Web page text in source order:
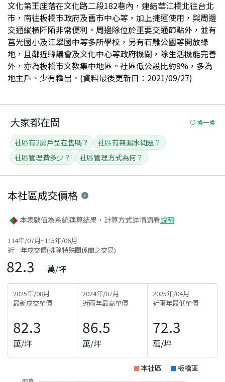
文化第王座落在文化路二段182巷內，連結華江橋北往台北
市，南往板橋市政府及舊市中心等，加上捷運使用，與周邊
交通縱橫阡陌非常便利。周邊除位於重要交通節點外，並有
莒光國小及江翠國中等多所學校，另有石雕公園等開放綠
地，且鄰近縣議會及文化中心等政府機關，除生活機能完善
外，亦為板橋市文教集中地區。社區低公設比約9%，多為
地主戶、少有釋出。(資料最後更新日：2021/09/27)
大家都在問 換一換
社區有2房戶型在售嗎？
社區有無漏水問題？
社區管理費多少？
社區管理方式為何？
本社區成交價格
本表數值為系統運算結果，計算方式詳情請看說明
114年/07月~115年/06月
近一年成交價(排除特殊關係間之交易)
82.3 萬/坪
2025年/08月
最新成交單價
82.3
萬/坪
2024年/07月
近兩年最高單價
86.5
萬/坪
2025年/04月
近兩年最低單價
72.3
萬/坪
本社區 板橋區